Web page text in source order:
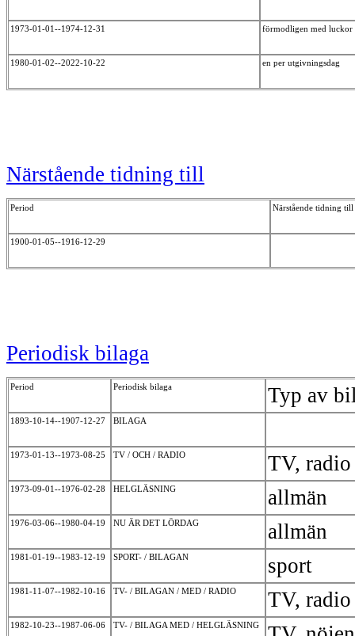
1973-01-01--1974-12-31 förmodligen med luckor
1980-01-02--2022-10-22 en per utgivningsdag
Närstående tidning till
Period Närstående tidning till
1900-01-05--1916-12-29
Periodisk bilaga
Period Periodisk bilaga Typ av
1893-10-14--1907-12-27 BILAGA
1973-01-13--1973-08-25 TV / OCH / RADIO TV,
1973-09-01--1976-02-28 HELGLÄSNING allmän
1976-03-06--1980-04-19 NU ÄR DET LÖRDAG allmän
1981-01-19--1983-12-19 SPORT- / BILAGAN sport
1981-11-07--1982-10-16 TV- / BILAGAN / MED / RADIO TV,
1982-10-23--1987-06-06 TV- / BILAGA MED / HELGLÄSNING